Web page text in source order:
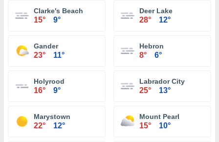
Clarke's Beach
15° 9°
Deer Lake
28° 12°
Gander
23° 11°
Hebron
8° 6°
Holyrood
16° 9°
Labrador City
25° 13°
Marystown
22° 12°
Mount Pearl
15° 10°